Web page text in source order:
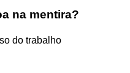
na mentira?
do trabalho